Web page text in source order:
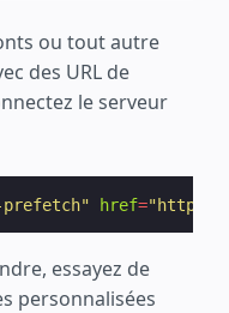
ou tout autre
des URL de
le serveur
prefetch" href=
essayez de
personnalisées